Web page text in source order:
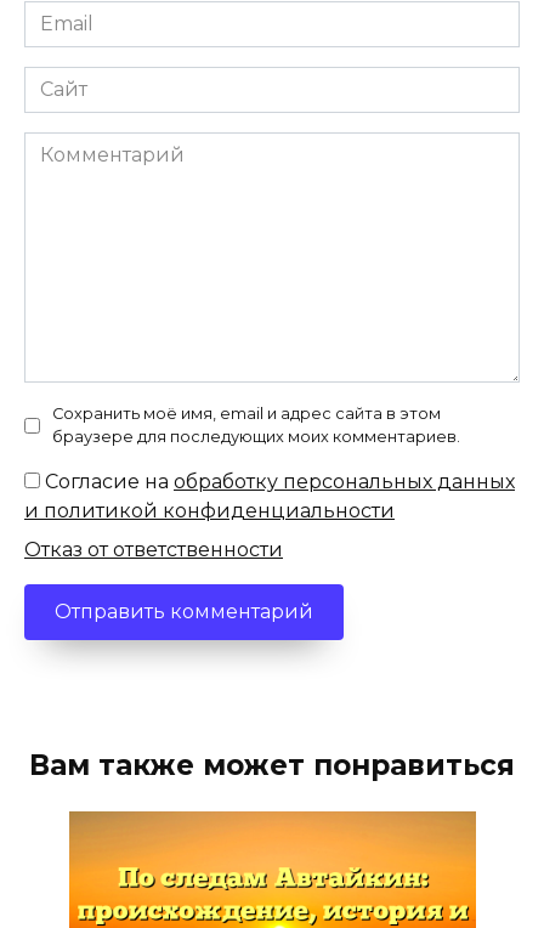
Email
*
Сайт
Комментарий
Сохранить моё имя, email и адрес сайта в этом
браузере для последующих моих комментариев.
Согласие на обработку персональных данных
и политикой конфиденциальности
Отказ от ответственности
Вам также может понравиться